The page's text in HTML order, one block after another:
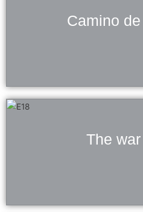
Camino
The